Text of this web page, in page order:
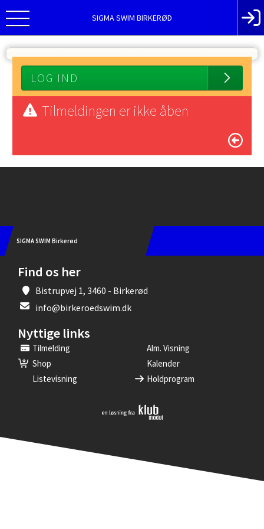
SIGMA SWIM BIRKERØD
LOG IND
Tilmeldingen er ikke åben
SIGMA SWIM Birkerød
Find os her
Bistrupvej 1, 3460 - Birkerød
info@birkeroedswim.dk
Nyttige links
Tilmelding
Alm. Visning
Shop
Kalender
Listevisning
Holdprogram